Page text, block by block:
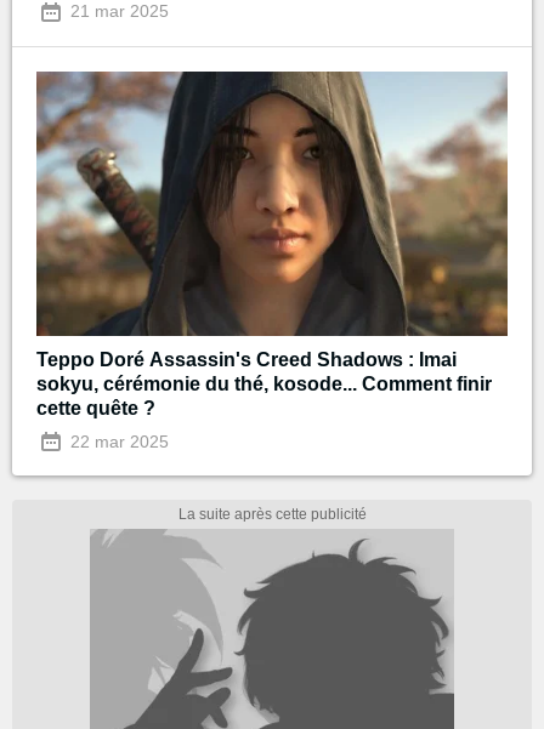
21 mar 2025
Teppo Doré Assassin's Creed Shadows : Imai
sokyu, cérémonie du thé, kosode... Comment finir
cette quête ?
22 mar 2025